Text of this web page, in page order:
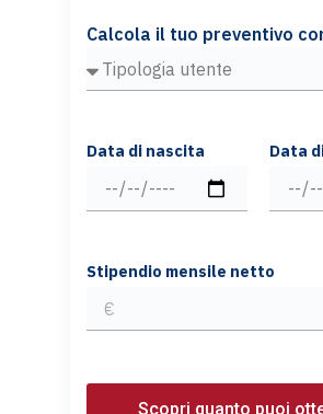
Calcola il tuo preventivo
Data di nascita Data
Stipendio mensile netto
Scopri quanto puoi